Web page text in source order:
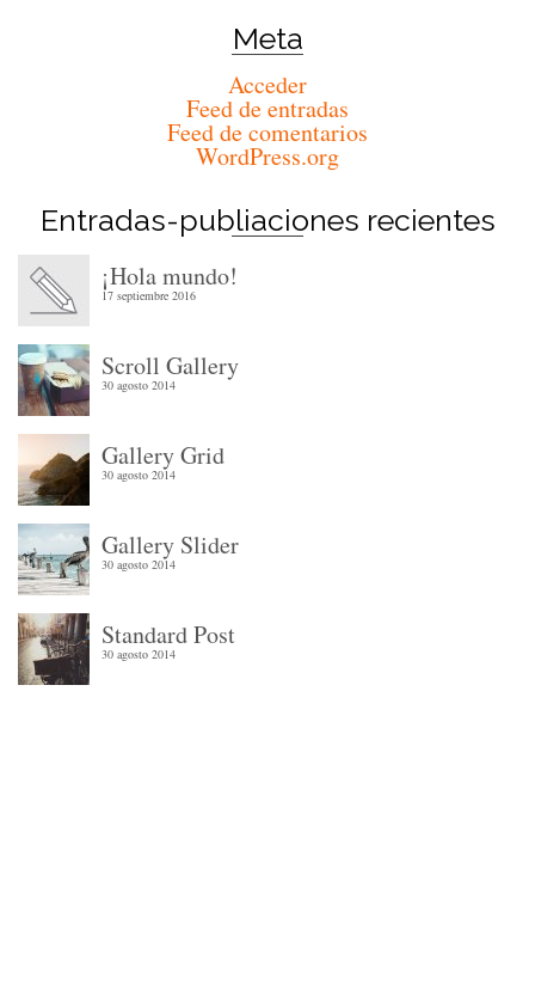
Meta
Acceder
Feed de entradas
Feed de comentarios
WordPress.org
Entradas-publiaciones recientes
¡Hola mundo!
17 septiembre 2016
Scroll Gallery
30 agosto 2014
Gallery Grid
30 agosto 2014
Gallery Slider
30 agosto 2014
Standard Post
30 agosto 2014